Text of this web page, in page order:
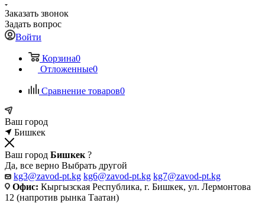
Заказать звонок
Задать вопрос
Войти
Корзина0
Отложенные0
Сравнение товаров0
Ваш город
Бишкек
Ваш город Бишкек ?
Да, все верно Выбрать другой
kg3@zavod-pt.kg kg6@zavod-pt.kg kg7@zavod-pt.kg
Офис: Кыргызская Республика, г. Бишкек, ул. Лермонтова
12 (напротив рынка Таатан)